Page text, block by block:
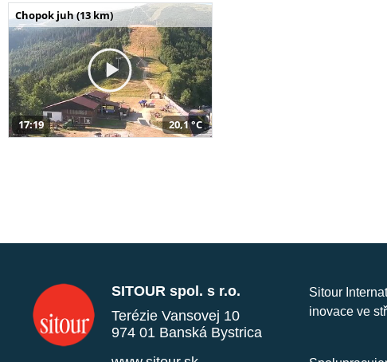
Chopok juh (13 km)
17:19 20,1 °C
SITOUR spol. s r.o.
Terézie Vansovej 10
974 01 Banská Bystrica
Sitour
inovace ve